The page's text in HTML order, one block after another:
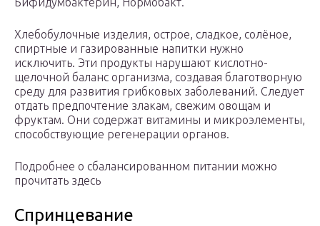
Хлебобулочные изделия, острое, сладкое, солёное,
спиртные и газированные напитки нужно
исключить. Эти продукты нарушают кислотно-
щелочной баланс организма, создавая благотворную
среду для развития грибковых заболеваний. Следует
отдать предпочтение злакам, свежим овощам и
фруктам. Они содержат витамины и микроэлементы,
способствующие регенерации органов.
Подробнее о сбалансированном питании можно
прочитать здесь
Спринцевание